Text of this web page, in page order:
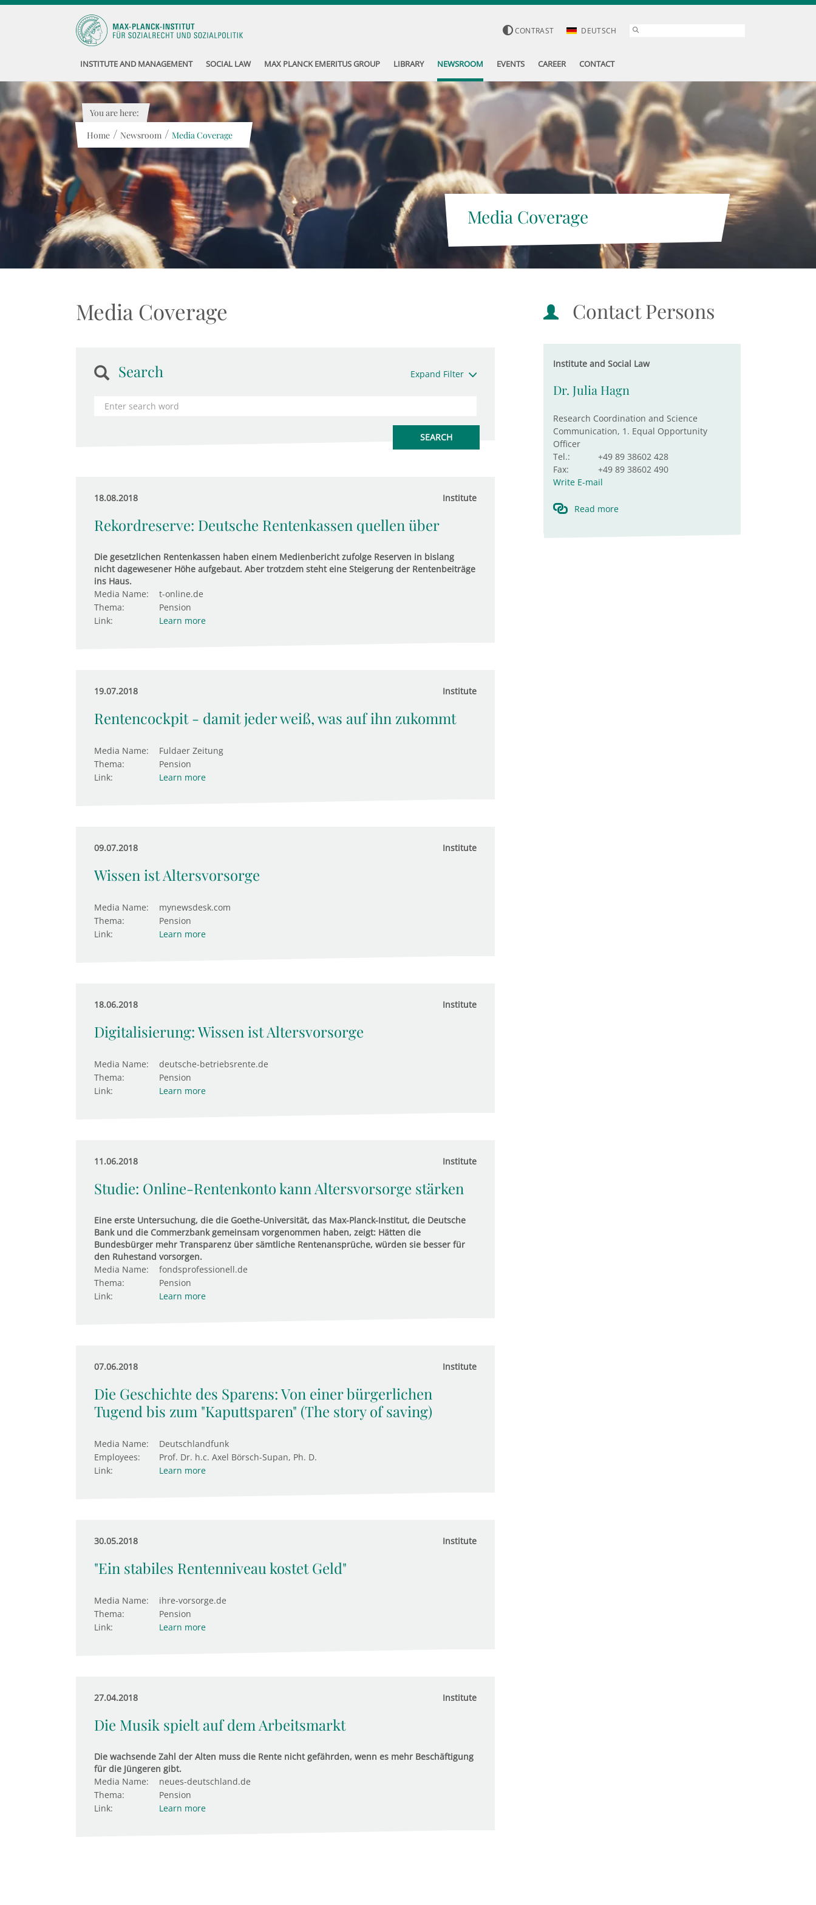
CONTRAST DEUTSCH
INSTITUTE AND MANAGEMENT SOCIAL LAW MAX PLANCK EMERITUS GROUP LIBRARY NEWSROOM EVENTS CAREER CONTACT
Media Coverage
You are here:
Home / Newsroom / Media Coverage
Media Coverage
Search Expand Filter
18.08.2018 Institute
Rekordreserve: Deutsche Rentenkassen quellen über
Die gesetzlichen Rentenkassen haben einem Medienbericht zufolge Reserven in bislang
nicht dagewesener Höhe aufgebaut. Aber trotzdem steht eine Steigerung der Rentenbeiträge
ins Haus.
Media Name:
t-online.de
Thema:
Pension
Link:
Learn more
19.07.2018 Institute
Rentencockpit - damit jeder weiß, was auf ihn zukommt
Media Name:
Fuldaer Zeitung
Thema:
Pension
Link:
Learn more
09.07.2018 Institute
Wissen ist Altersvorsorge
Media Name:
mynewsdesk.com
Thema:
Pension
Link:
Learn more
18.06.2018 Institute
Digitalisierung: Wissen ist Altersvorsorge
Media Name:
deutsche-betriebsrente.de
Thema:
Pension
Link:
Learn more
11.06.2018 Institute
Studie: Online-Rentenkonto kann Altersvorsorge stärken
Eine erste Untersuchung, die die Goethe-Universität, das Max-Planck-Institut, die Deutsche
Bank und die Commerzbank gemeinsam vorgenommen haben, zeigt: Hätten die
Bundesbürger mehr Transparenz über sämtliche Rentenansprüche, würden sie besser für
den Ruhestand vorsorgen.
Media Name:
fondsprofessionell.de
Thema:
Pension
Link:
Learn more
07.06.2018 Institute
Die Geschichte des Sparens: Von einer bürgerlichen
Tugend bis zum "Kaputtsparen" (The story of saving)
Media Name:
Deutschlandfunk
Employees:
Prof. Dr. h.c. Axel Börsch-Supan, Ph. D.
Link:
Learn more
30.05.2018 Institute
"Ein stabiles Rentenniveau kostet Geld"
Media Name:
ihre-vorsorge.de
Thema:
Pension
Link:
Learn more
27.04.2018 Institute
Die Musik spielt auf dem Arbeitsmarkt
Die wachsende Zahl der Alten muss die Rente nicht gefährden, wenn es mehr Beschäftigung
für die Jüngeren gibt.
Media Name:
neues-deutschland.de
Thema:
Pension
Link:
Learn more
Contact Persons
Institute and Social Law
Dr. Julia Hagn
Research Coordination and Science
Communication, 1. Equal Opportunity
Officer
Tel.:
+49 89 38602 428
Fax:
+49 89 38602 490
Write E-mail
Read more